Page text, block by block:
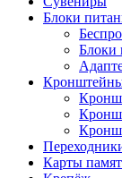
Блоки
Блоки
Карты